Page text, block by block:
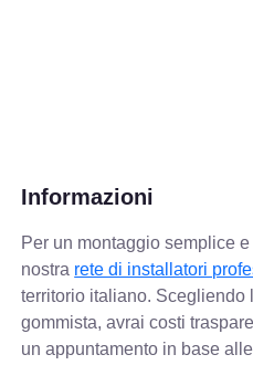
Informazioni
Per un montaggio semplice
nostra rete di installatori
territorio italiano. Scegliendo
gommista, avrai costi
un appuntamento in base